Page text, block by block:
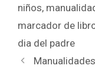
niños,
marcador de
dia del padre